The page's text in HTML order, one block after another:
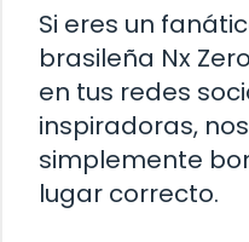
Si eres un
brasileña Nx
en tus redes
inspiradoras,
simplemente
lugar correcto.